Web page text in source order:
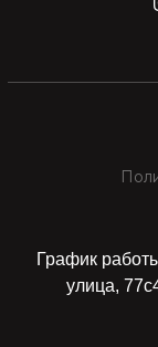
График
улица,